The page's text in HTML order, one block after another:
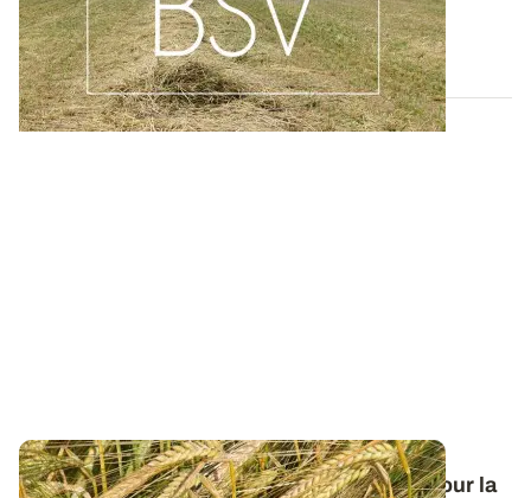
pour la région LORRAINE.
29 JUILL. 2026
Orge de printemps : nos préconisations pour la